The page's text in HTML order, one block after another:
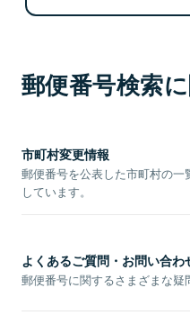
郵便番号検索
市町村変更情報
郵便番号を公表した市町村の
しています。
よくあるご質問・お問い合わ
郵便番号に関するさまざまな疑